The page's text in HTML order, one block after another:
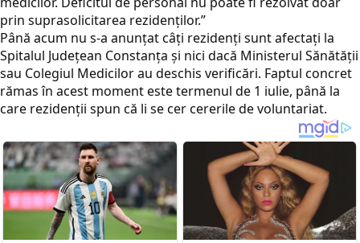
prin suprasolicitarea rezidenților.”
Până acum nu s-a anunțat câți rezidenți sunt afectați la
Spitalul Județean Constanța și nici dacă Ministerul Sănătății
sau Colegiul Medicilor au deschis verificări. Faptul concret
rămas în acest moment este termenul de 1 iulie, până la
care rezidenții spun că li se cer cererile de voluntariat.